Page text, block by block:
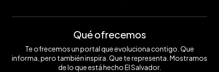
Qué ofrecemos
Te ofrecemos un portal que evoluciona contigo. Que
informa, pero también inspira. Que te representa. Mostramos
de lo que está hecho El Salvador.